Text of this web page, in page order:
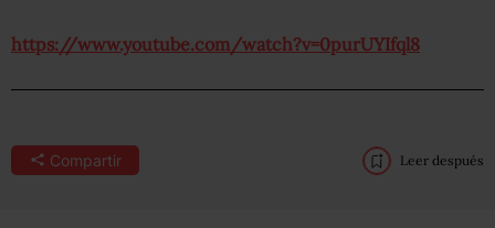
https://www.youtube.com/watch?v=0purUYIfql8
Compartir Leer después